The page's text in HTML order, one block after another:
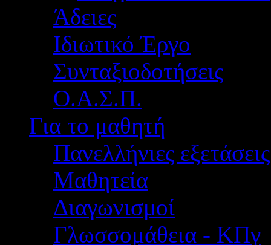
Άδειες
Ιδιωτικό Έργο
Συνταξιοδοτήσεις
Ο.Α.Σ.Π.
Για το μαθητή
Πανελλήνιες εξετάσεις
Μαθητεία
Διαγωνισμοί
Γλωσσομάθεια - ΚΠγ